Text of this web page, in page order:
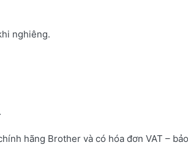
nghiêng.
hãng Brother và có hóa đơn VAT –